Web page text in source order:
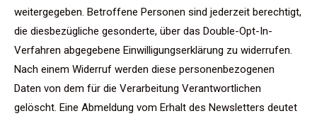
weitergegeben. Betroffene Personen sind jederzeit berechtigt,
die diesbezügliche gesonderte, über das Double-Opt-In-
Verfahren abgegebene Einwilligungserklärung zu widerrufen.
Nach einem Widerruf werden diese personenbezogenen
Daten von dem für die Verarbeitung Verantwortlichen
gelöscht. Eine Abmeldung vom Erhalt des Newsletters deutet